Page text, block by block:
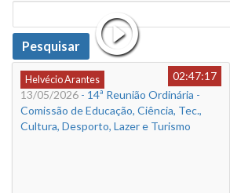
Data
Pesquisar
Helvécio Arantes
02:47:17
13/05/2026 - 14ª Reunião Ordinária -
Comissão de Educação, Ciência, Tec.,
Cultura, Desporto, Lazer e Turismo